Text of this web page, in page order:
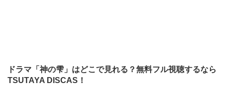
ドラマ「神の雫」はどこで見れる？無料フル視聴するなら
TSUTAYA DISCAS！